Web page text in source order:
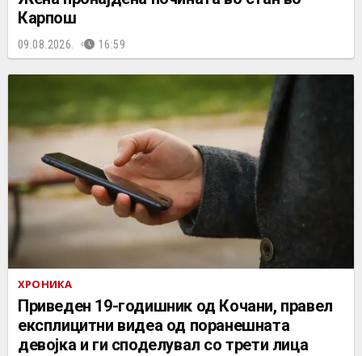
Карпош
09.08.2026. 16:59
ХРОНИКА
Приведен 19-годишник од Кочани, правел
експлицитни видеа од поранешната
девојка и ги споделувал со трети лица